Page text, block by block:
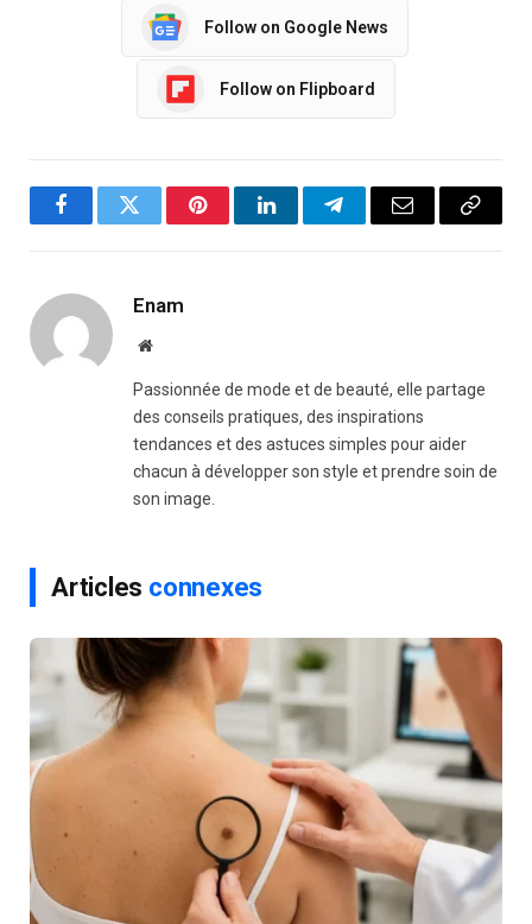
Follow on Google News
Follow on Flipboard
FacebookTwitter PinterestLinkedInTelegramEmail
Copy
Enam
Website
Passionnée de mode et de beauté, elle partage
des conseils pratiques, des inspirations
tendances et des astuces simples pour aider
chacun à développer son style et prendre soin de
son image.
Articles connexes